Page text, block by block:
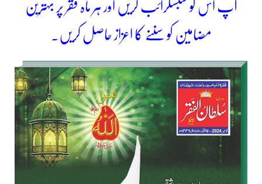
آپ اس کو سبسکرائب کریں اور ہر ماہ فقر پر بہترین
مضامین کو سننے کا اعزاز حاصل کریں۔